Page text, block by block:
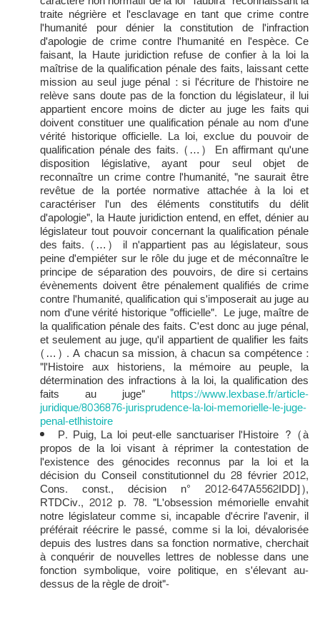
traite négrière et l'esclavage en tant que crime contre
l'humanité pour dénier la constitution de l'infraction
d'apologie de crime contre l'humanité en l'espèce. Ce
faisant, la Haute juridiction refuse de confier à la loi la
maîtrise de la qualification pénale des faits, laissant cette
mission au seul juge pénal : si l'écriture de l'histoire ne
relève sans doute pas de la fonction du législateur, il lui
appartient encore moins de dicter au juge les faits qui
doivent constituer une qualification pénale au nom d'une
vérité historique officielle. La loi, exclue du pouvoir de
qualification pénale des faits. (…) En affirmant qu'une
disposition législative, ayant pour seul objet de
reconnaître un crime contre l'humanité, "ne saurait être
revêtue de la portée normative attachée à la loi et
caractériser l'un des éléments constitutifs du délit
d'apologie", la Haute juridiction entend, en effet, dénier au
législateur tout pouvoir concernant la qualification pénale
des faits. (…) il n'appartient pas au législateur, sous
peine d'empiéter sur le rôle du juge et de méconnaître le
principe de séparation des pouvoirs, de dire si certains
évènements doivent être pénalement qualifiés de crime
contre l'humanité, qualification qui s'imposerait au juge au
nom d'une vérité historique "officielle". Le juge, maître de
la qualification pénale des faits. C'est donc au juge pénal,
et seulement au juge, qu'il appartient de qualifier les faits
(…) . A chacun sa mission, à chacun sa compétence :
"l'Histoire aux historiens, la mémoire au peuple, la
détermination des infractions à la loi, la qualification des
faits au juge" https://www.lexbase.fr/article-
juridique/8036876-jurisprudence-la-loi-memorielle-le-juge-
penal-etlhistoire
P. Puig, La loi peut-elle sanctuariser l'Histoire ? (à
propos de la loi visant à réprimer la contestation de
l'existence des génocides reconnus par la loi et la
décision du Conseil constitutionnel du 28 février 2012,
Cons. const., décision n° 2012-647A5562IDD]),
RTDCiv., 2012 p. 78. "L'obsession mémorielle envahit
notre législateur comme si, incapable d'écrire l'avenir, il
préférait réécrire le passé, comme si la loi, dévalorisée
depuis des lustres dans sa fonction normative, cherchait
à conquérir de nouvelles lettres de noblesse dans une
fonction symbolique, voire politique, en s'élevant au-
dessus de la règle de droit"-